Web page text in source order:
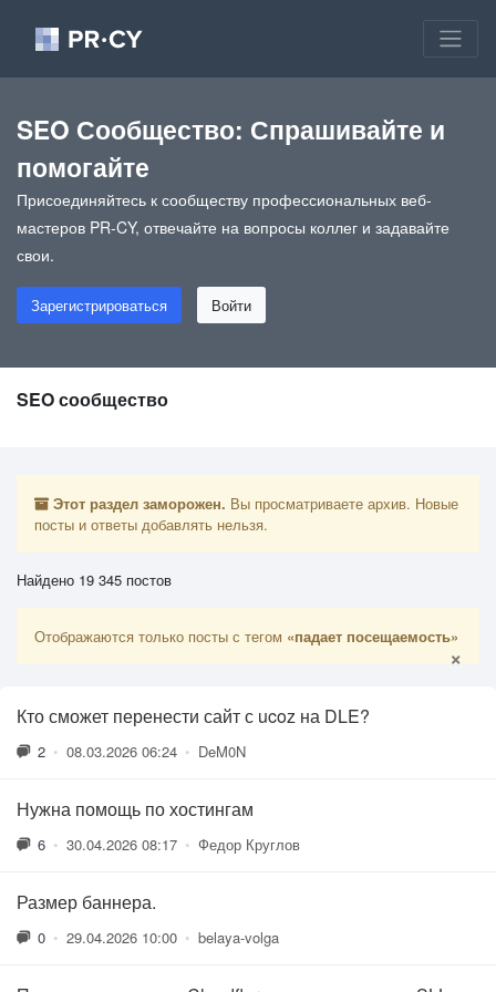
SEO Сообщество: Спрашивайте и
помогайте
Присоединяйтесь к сообществу профессиональных веб-
мастеров PR-CY, отвечайте на вопросы коллег и задавайте
свои.
Зарегистрироваться Войти
SEO сообщество
Этот раздел заморожен. Вы просматриваете архив. Новые
посты и ответы добавлять нельзя.
Найдено 19 345 постов
Отображаются только посты с тегом «падает посещаемость»
×
Кто сможет перенести сайт с ucoz на DLE?
2 • 08.03.2026 06:24 • DeM0N
Нужна помощь по хостингам
6 • 30.04.2026 08:17 • Федор Круглов
Размер баннера.
0 • 29.04.2026 10:00 • belaya-volga